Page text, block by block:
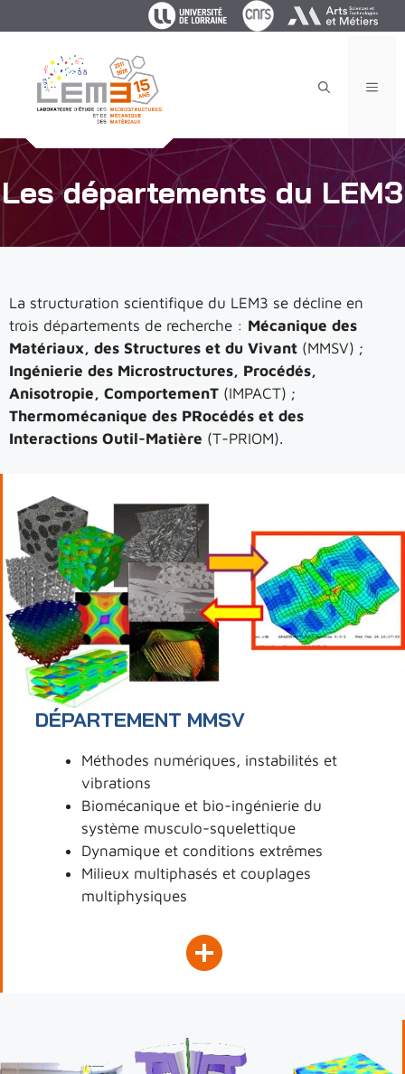
au
Les départements du LEM3
La structuration scientifique du LEM3 se décline en
trois départements de recherche : Mécanique des
Matériaux, des Structures et du Vivant (MMSV) ;
Ingénierie des Microstructures, Procédés,
Anisotropie, ComportemenT (IMPACT) ;
Thermomécanique des PRocédés et des
Interactions Outil-Matière (T-PRIOM).
DÉPARTEMENT MMSV
Méthodes numériques, instabilités et
vibrations
Biomécanique et bio-ingénierie du
système musculo-squelettique
Dynamique et conditions extrêmes
Milieux multiphasés et couplages
multiphysiques